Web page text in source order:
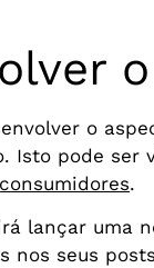
o
Isto pode ser
.
lançar uma
nos seus